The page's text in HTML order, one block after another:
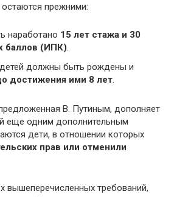
прежними:
наработано 15 лет стажа и 30
баллов (ИПК).
должны быть рождены и
достижения ими 8 лет.
В. Путиным, дополняет
еще одним дополнительным
дети, в отношении которых
прав или отменили
вышеперечисленных требований,